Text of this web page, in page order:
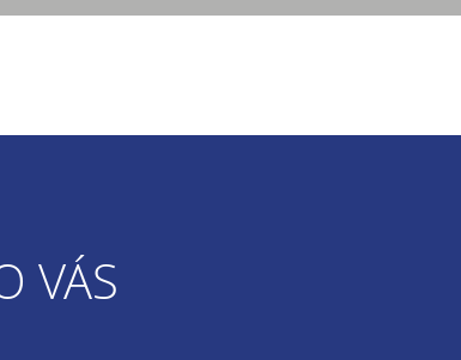
VÁS